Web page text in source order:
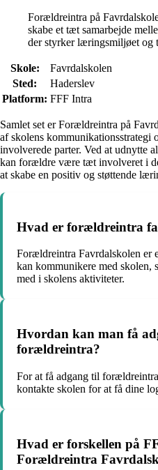
Forældreintra på
skabe et tæt samarbejde
der styrker læringsmiljøet og
Skole:
Favrdalskolen
Sted:
Haderslev
Platform: FFF Intra
Samlet set er Forældreintra på
af skolens kommunikationsstrategi
involverede parter. Ved at udnytte
kan forældre være tæt involveret i
at skabe en positiv og støttende
Hvad er forældreintra
Forældreintra Favrdalskolen er
kan kommunikere med skolen,
med i skolens aktiviteter.
Hvordan kan man få
forældreintra?
For at få adgang til
kontakte skolen for at få dine
Hvad er forskellen på
Forældreintra